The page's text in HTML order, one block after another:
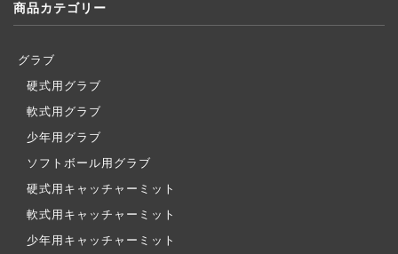
商品カテゴリー
グラブ
硬式用グラブ
軟式用グラブ
少年用グラブ
ソフトボール用グラブ
硬式用キャッチャーミット
軟式用キャッチャーミット
少年用キャッチャーミット